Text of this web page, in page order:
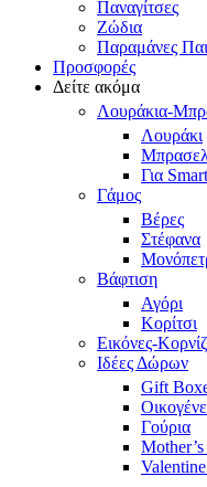
Παναγίτσες
Ζώδια
Παραμάνες
Προσφορές
Δείτε ακόμα
Λουράκια-
Λουράκι
Για
Γάμος
Βέρες
Στέφανα
Βάφτιση
Αγόρι
Κορίτσι
Εικόνες-
Ιδέες Δώρων
Gift
Γούρια